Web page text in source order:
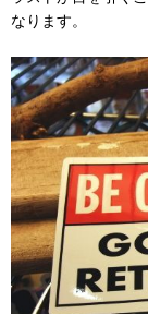
なります。